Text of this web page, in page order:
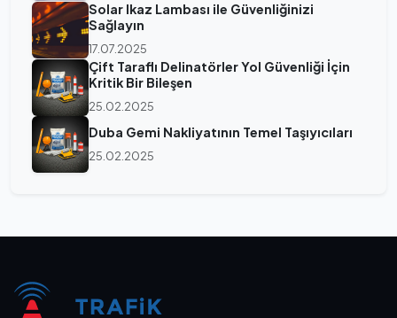
Solar Ikaz Lambası ile Güvenliğinizi
Sağlayın
17.07.2025
Çift Taraflı Delinatörler Yol Güvenliği İçin
Kritik Bir Bileşen
25.02.2025
Duba Gemi Nakliyatının Temel Taşıyıcıları
25.02.2025